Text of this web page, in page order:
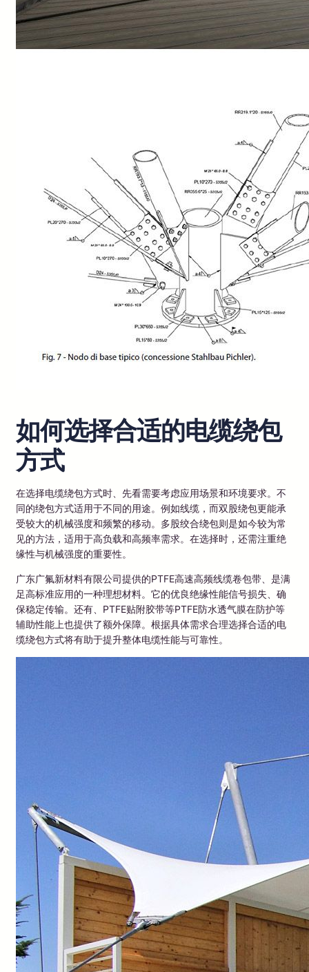
如何选择合适的电缆绕包
方式
在选择电缆绕包方式时、先看需要考虑应用场景和环境要求。不
同的绕包方式适用于不同的用途。例如线缆，而双股绕包更能承
受较大的机械强度和频繁的移动。多股绞合绕包则是如今较为常
见的方法，适用于高负载和高频率需求。在选择时，还需注重绝
缘性与机械强度的重要性。
广东广氟新材料有限公司提供的PTFE高速高频线缆卷包带、是满
足高标准应用的一种理想材料。它的优良绝缘性能信号损失、确
保稳定传输。还有、PTFE贴附胶带等PTFE防水透气膜在防护等
辅助性能上也提供了额外保障。根据具体需求合理选择合适的电
缆绕包方式将有助于提升整体电缆性能与可靠性。